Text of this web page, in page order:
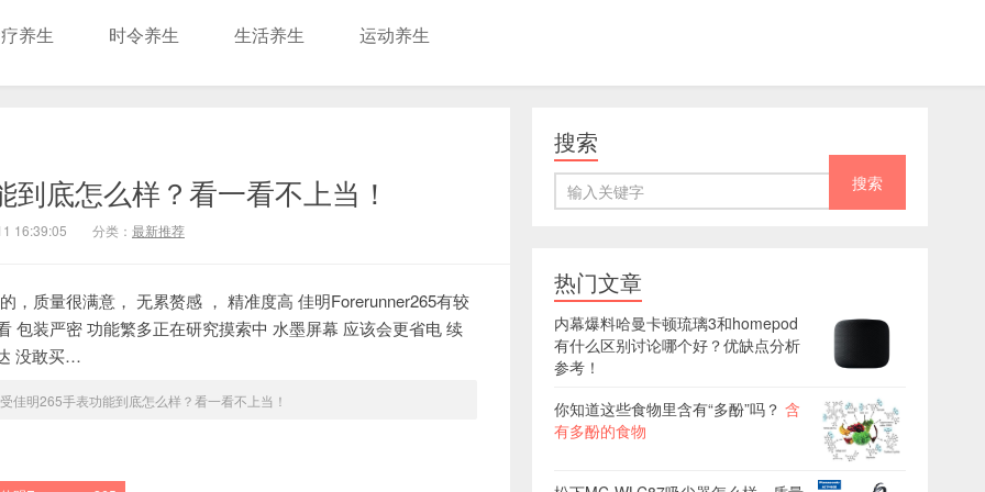
养生 时令养生 生活养生 运动养生
底怎么样？看一看不上当！
16:39:05 分类： 最新推荐
，质量很满意， 无累赘感 ， 精准度高 佳明Forerunner265有较
包装严密 功能繁多正在研究摸索中 水墨屏幕 应该会更省电 续
没敢买…
佳明265手表功能到底怎么样？看一看不上当！
搜索
热门文章
内幕爆料哈曼卡顿琉璃3和homepod
有什么区别讨论哪个好？优缺点分析
参考！
你知道这些食物里含有“多酚”吗？ 含
有多酚的食物